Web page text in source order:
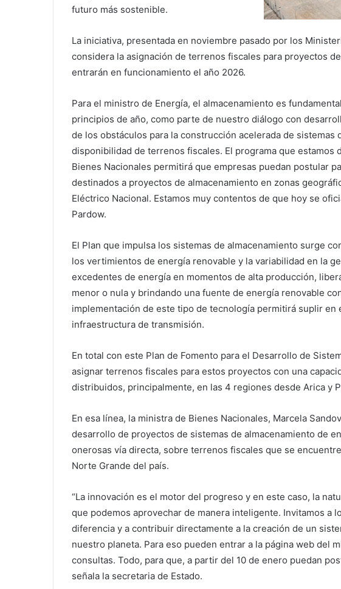
futuro más sostenible.
La iniciativa, presentada en noviembre pasado por los
considera la asignación de terrenos fiscales para proyectos
entrarán en funcionamiento el año 2026.
Para el ministro de Energía, el almacenamiento es
principios de año, como parte de nuestro diálogo con
de los obstáculos para la construcción acelerada de sistemas
disponibilidad de terrenos fiscales. El programa que estamos
Bienes Nacionales permitirá que empresas puedan postular
destinados a proyectos de almacenamiento en zonas
Eléctrico Nacional. Estamos muy contentos de que hoy se
Pardow.
El Plan que impulsa los sistemas de almacenamiento surge
los vertimientos de energía renovable y la variabilidad en la
excedentes de energía en momentos de alta producción,
menor o nula y brindando una fuente de energía renovable
implementación de este tipo de tecnología permitirá suplir en
infraestructura de transmisión.
En total con este Plan de Fomento para el Desarrollo de
asignar terrenos fiscales para estos proyectos con una
distribuidos, principalmente, en las 4 regiones desde Arica y
En esa línea, la ministra de Bienes Nacionales, Marcela
desarrollo de proyectos de sistemas de almacenamiento de
onerosas vía directa, sobre terrenos fiscales que se
Norte Grande del país.
“La innovación es el motor del progreso y en este caso, la
que podemos aprovechar de manera inteligente. Invitamos a
diferencia y a contribuir directamente a la creación de un
nuestro planeta. Para eso pueden entrar a la página web del
consultas. Todo, para que, a partir del 10 de enero puedan
señala la secretaria de Estado.